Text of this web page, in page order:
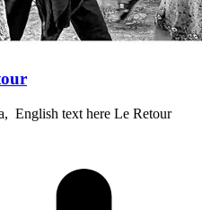
English text here Le Retour